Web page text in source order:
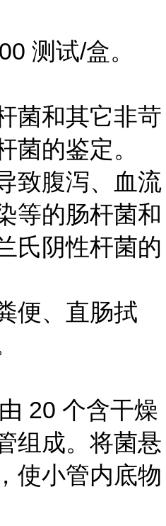
测试/盒。
菌和其它非苛
菌的鉴定。
致腹泻、血流
等的肠杆菌和
氏阴性杆菌的
便、直肠拭
20 个含干燥
组成。将菌悬
使小管内底物